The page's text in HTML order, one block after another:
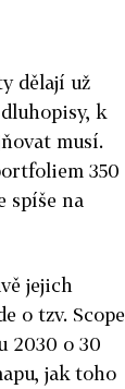
dělají už
k
musí.
350
spíše na
jejich
o tzv. Scope
2030 o 30
jak toho